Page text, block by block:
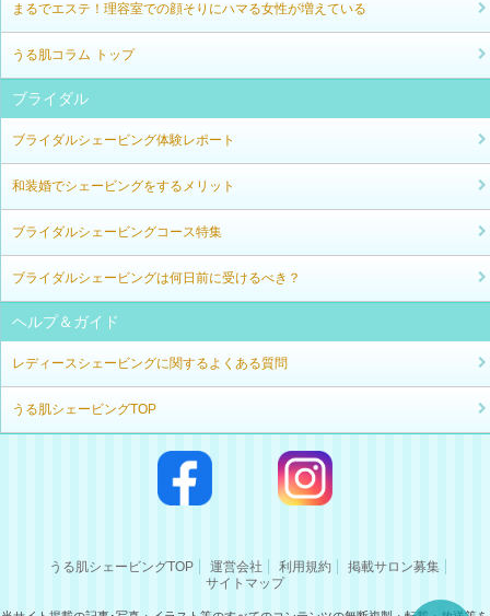
まるでエステ！理容室での顔そりにハマる女性が増えている
うる肌コラム トップ
ブライダル
ブライダルシェービング体験レポート
和装婚でシェービングをするメリット
ブライダルシェービングコース特集
ブライダルシェービングは何日前に受けるべき？
ヘルプ＆ガイド
レディースシェービングに関するよくある質問
うる肌シェービングTOP
うる肌シェービングTOP 運営会社 利用規約
掲載サロン募集
サイトマップ